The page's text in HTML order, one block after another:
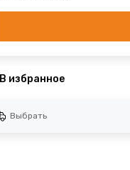
В избранное
Выбрать